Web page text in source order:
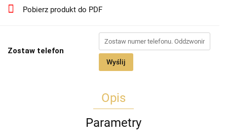
Pobierz produkt do PDF
Zostaw telefon
Wyślij
Opis
Parametry